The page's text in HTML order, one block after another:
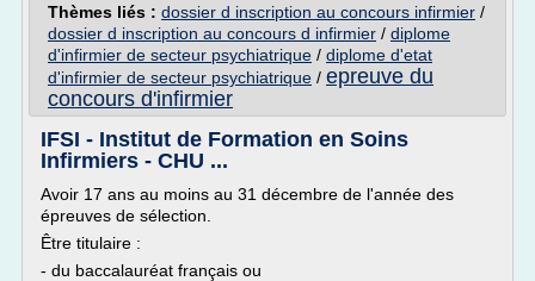
Thèmes liés : dossier d inscription au concours infirmier /
dossier d inscription au concours d infirmier / diplome
d'infirmier de secteur psychiatrique / diplome d'etat
d'infirmier de secteur psychiatrique / epreuve du
concours d'infirmier
IFSI - Institut de Formation en Soins
Infirmiers - CHU ...
Avoir 17 ans au moins au 31 décembre de l'année des
épreuves de sélection.
Être titulaire :
- du baccalauréat français ou